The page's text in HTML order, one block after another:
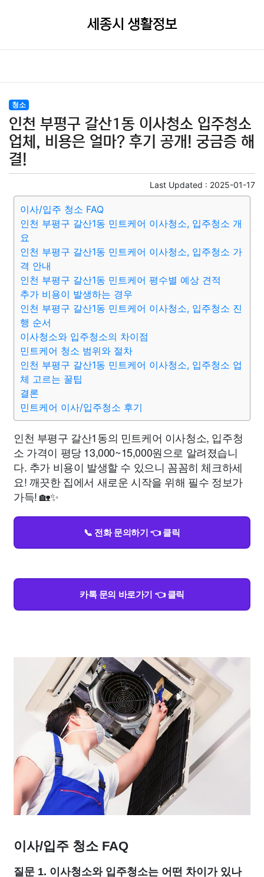
세종시 생활정보
청소
인천 부평구 갈산1동 이사청소 입주청소
업체, 비용은 얼마? 후기 공개! 궁금증 해
결!
Last Updated : 2025-01-17
이사/입주 청소 FAQ
인천 부평구 갈산1동 민트케어 이사청소, 입주청소 개
요
인천 부평구 갈산1동 민트케어 이사청소, 입주청소 가
격 안내
인천 부평구 갈산1동 민트케어 평수별 예상 견적
추가 비용이 발생하는 경우
인천 부평구 갈산1동 민트케어 이사청소, 입주청소 진
행 순서
이사청소와 입주청소의 차이점
민트케어 청소 범위와 절차
인천 부평구 갈산1동 민트케어 이사청소, 입주청소 업
체 고르는 꿀팁
결론
민트케어 이사/입주청소 후기
인천 부평구 갈산1동의 민트케어 이사청소, 입주청
소 가격이 평당 13,000~15,000원으로 알려졌습니
다. 추가 비용이 발생할 수 있으니 꼼꼼히 체크하세
요! 깨끗한 집에서 새로운 시작을 위해 필수 정보가
가득! 🏡✨
📞 전화 문의하기 👈 클릭
카톡 문의 바로가기 👈 클릭
이사/입주 청소 FAQ
질문 1. 이사청소와 입주청소는 어떤 차이가 있나